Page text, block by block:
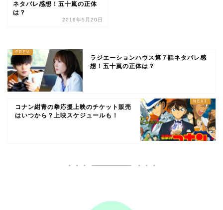
ネタバレ感想！五十嵐の正体
は？
2019年5月20日
ラジエーションハウス第７話ネタバレ感
想！五十嵐の正体は？
コナン紺青の拳応援上映のチケット販売
はいつから？上映スケジュールも！